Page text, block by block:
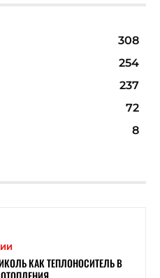
308
254
237
72
8
КАК ТЕПЛОНОСИТЕЛЬ В